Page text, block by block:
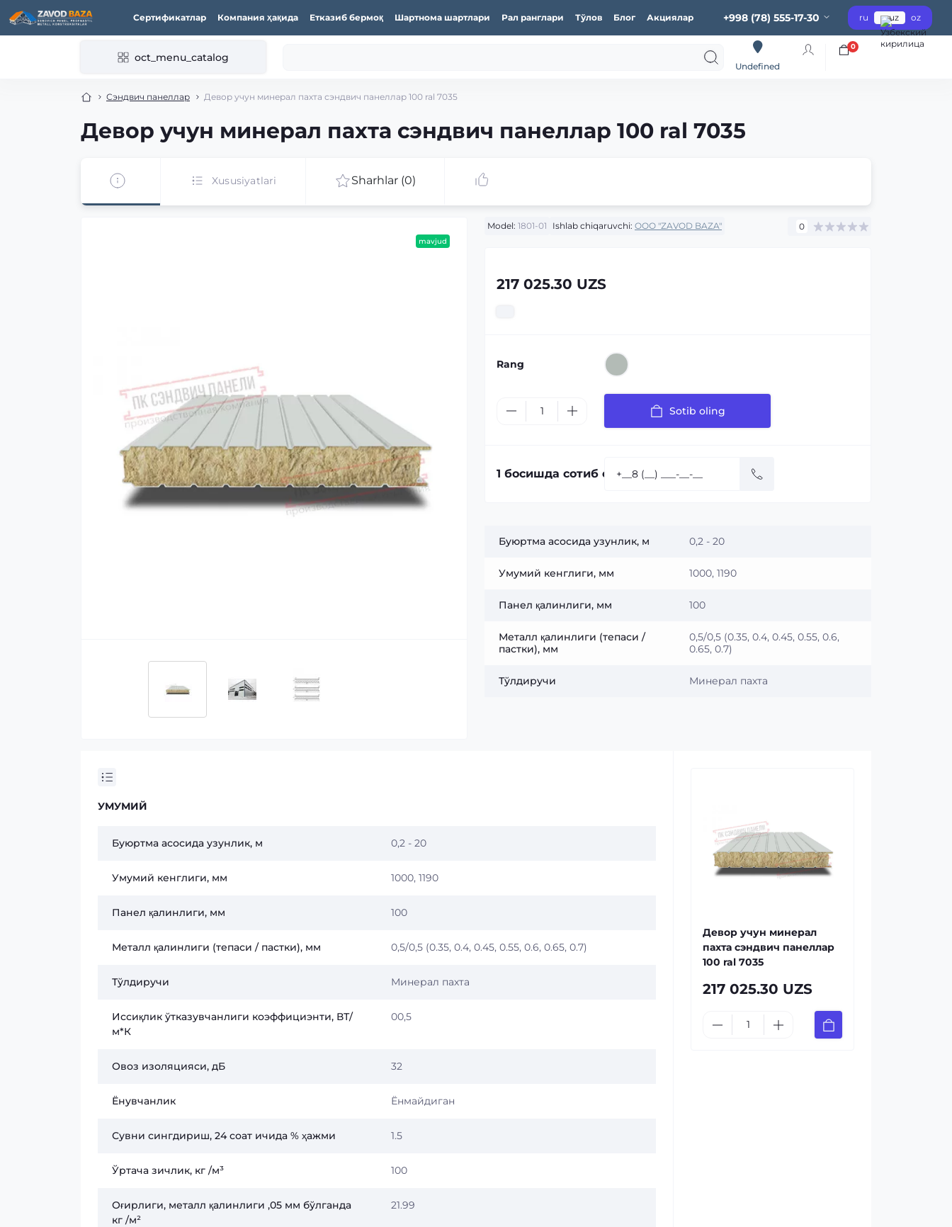
Сертификатлар Компания ҳақида Етказиб бермоқ Шартнома шартлари Рал ранглари Тўлов Блог Акциялар +998 (78) 555-17-30 ru uz oz
oct_menu_catalog
Undefined
0
Сэндвич панеллар Девор учун минерал пахта сэндвич панеллар 100 ral 7035
Девор учун минерал пахта сэндвич панеллар 100 ral 7035
Xususiyatlari Sharhlar (0)
mavjud
Model: 1801-01 Ishlab chiqaruvchi: OOO "ZAVOD BAZA" 0
217 025.30 UZS
Rang
Sotib oling
1 босишда сотиб олиш:
Буюртма асосида узунлик, м 0,2 - 20
Умумий кенглиги, мм 1000, 1190
Панел қалинлиги, мм 100
Металл қалинлиги (тепаси /
пастки), мм
0,5/0,5 (0.35, 0.4, 0.45, 0.55, 0.6,
0.65, 0.7)
Тўлдиручи Минерал пахта
УМУМИЙ
Буюртма асосида узунлик, м 0,2 - 20
Умумий кенглиги, мм 1000, 1190
Панел қалинлиги, мм 100
Металл қалинлиги (тепаси / пастки), мм 0,5/0,5 (0.35, 0.4, 0.45, 0.55, 0.6, 0.65, 0.7)
Тўлдиручи Минерал пахта
Иссиқлик ўтказувчанлиги коэффициэнти, ВТ/
м*К
00,5
Овоз изоляцияси, дБ 32
Ёнувчанлик Ёнмайдиган
Сувни сингдириш, 24 соат ичида % ҳажми 1.5
Ўртача зичлик, кг /м³ 100
Оғирлиги, металл қалинлиги ,05 мм бўлганда
кг /м²
21.99
Девор учун минерал
пахта сэндвич панеллар
100 ral 7035
217 025.30 UZS